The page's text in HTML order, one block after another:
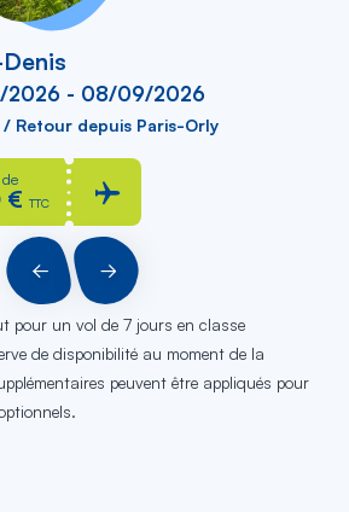
2026 - 08/09/2026
Retour depuis Paris-Orly
€ TTC
PRÉCÉDENT
SUIVANT
pour un vol de 7 jours en classe
de disponibilité au moment de la
peuvent être appliqués pour